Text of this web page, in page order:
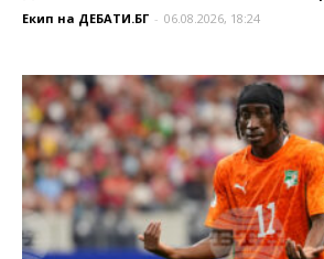
Екип на ДЕБАТИ.БГ - 06.08.2026, 18:24